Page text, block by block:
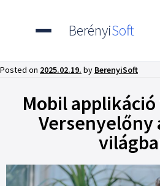
BerényiSoft
Posted on 2025.02.19. by BerenyiSoft
Mobil
Versenyelőny